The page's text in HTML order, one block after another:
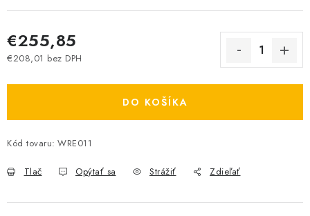
Zľavy pre profíkov
Hodnotenie obchodu Moja objednávka
€255,85
€208,01 bez DPH
DO KOŠÍKA
Kód tovaru: WRE011
Tlač Opýtať sa Strážiť Zdieľať